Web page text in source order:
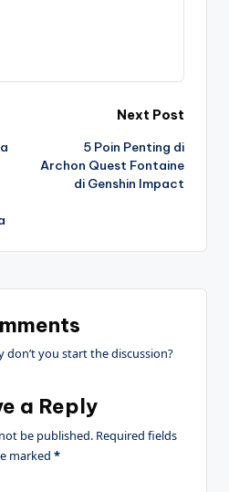
Next Post
5 Poin Penting di
Archon Quest Fontaine
di Genshin Impact
don’t you start the discussion?
a Reply
be published. Required fields
marked *